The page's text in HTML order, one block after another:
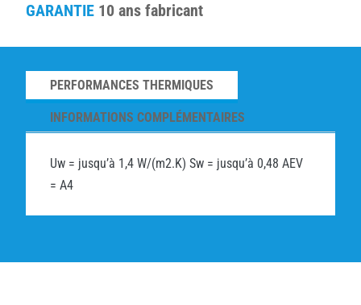
GARANTIE 10 ans fabricant
PERFORMANCES THERMIQUES
INFORMATIONS COMPLÉMENTAIRES
Uw = jusqu’à 1,4 W/(m2.K) Sw = jusqu’à 0,48 AEV
= A4